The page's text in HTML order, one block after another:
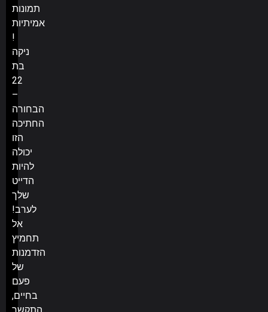
תמונות
אמיתיות
!
ניקה
בת
22
–
הבחורה
החתיכה
הזו
יכולה
להיות
הדייט
שלך
לערב!
אל
תחמיץ
הזדמנות
של
פעם
בחיים,
התקשר